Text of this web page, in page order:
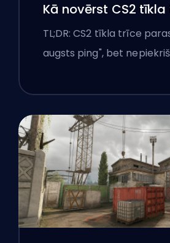
Kā novērst CS2
TL;DR: CS2 tīkla trīce
augsts ping", bet